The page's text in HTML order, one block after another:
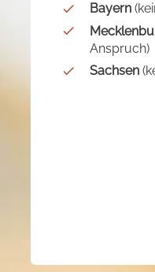
Bayern
Anspruch)
Sachsen